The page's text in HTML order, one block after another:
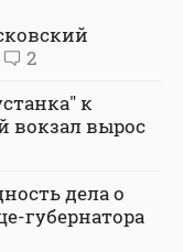
2
к
вокзал вырос
дела о
губернатора